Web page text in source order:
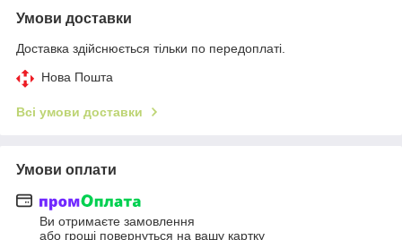
Умови доставки
Доставка здійснюється тільки по передоплаті.
Нова Пошта
Всі умови доставки
Умови оплати
Ви отримаєте замовлення
або гроші повернуться на вашу картку